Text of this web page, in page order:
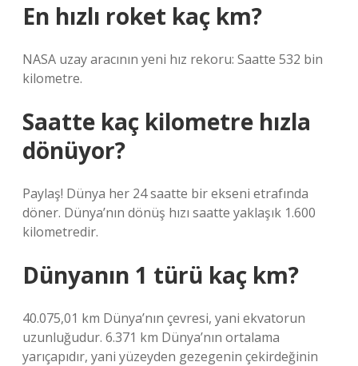
En hızlı roket kaç km?
NASA uzay aracının yeni hız rekoru: Saatte 532 bin
kilometre.
Saatte kaç kilometre hızla
dönüyor?
Paylaş! Dünya her 24 saatte bir ekseni etrafında
döner. Dünya’nın dönüş hızı saatte yaklaşık 1.600
kilometredir.
Dünyanın 1 türü kaç km?
40.075,01 km Dünya’nın çevresi, yani ekvatorun
uzunluğudur. 6.371 km Dünya’nın ortalama
yarıçapıdır, yani yüzeyden gezegenin çekirdeğinin